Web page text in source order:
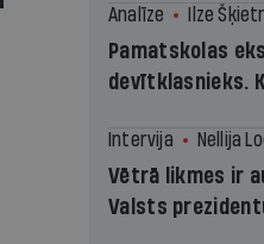
Analīze Ilze
Pamatskolas
devītklasnieks.
Intervija Nellija
Vētrā likmes ir
Valsts